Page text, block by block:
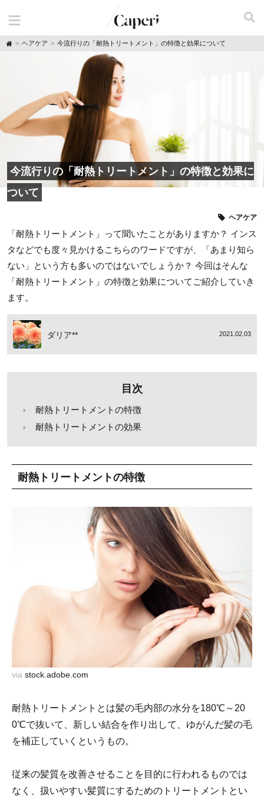
H
ヘアケア 今流行りの「耐熱トリートメント」の特徴と効果について
今流行りの「耐熱トリートメント」の特徴と効果に
ついて
ヘアケア
「耐熱トリートメント」って聞いたことがありますか？ インス
タなどでも度々見かけるこちらのワードですが、「あまり知ら
ない」という方も多いのではないでしょうか？ 今回はそんな
「耐熱トリートメント」の特徴と効果についてご紹介していき
ます。
ダリア** 2021.02.03
目次
耐熱トリートメントの特徴
耐熱トリートメントの効果
耐熱トリートメントの特徴
via stock.adobe.com
耐熱トリートメントとは髪の毛内部の水分を180℃～20
0℃で抜いて、新しい結合を作り出して、ゆがんだ髪の毛
を補正していくというもの。
従来の髪質を改善させることを目的に行われるものでは
なく、扱いやすい髪質にするためのトリートメントとい